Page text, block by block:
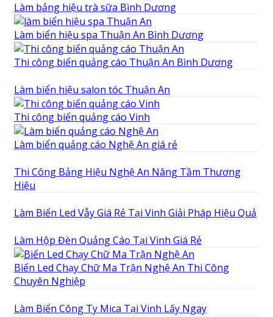
Làm bảng hiệu trà sữa Bình Dương
Làm biển hiệu spa Thuận An Bình Dương
Thi công biển quảng cáo Thuận An Bình Dương
Làm biển hiệu salon tóc Thuận An
Thi công biển quảng cáo Vinh
Làm biển quảng cáo Nghệ An giá rẻ
Thi Công Bảng Hiệu Nghệ An Nâng Tầm Thương
Hiệu
Làm Biển Led Vẫy Giá Rẻ Tại Vinh Giải Pháp Hiệu Quả
Làm Hộp Đèn Quảng Cáo Tại Vinh Giá Rẻ
Biển Led Chạy Chữ Ma Trận Nghệ An Thi Công
Chuyên Nghiệp
Làm Biển Công Ty Mica Tại Vinh Lấy Ngay